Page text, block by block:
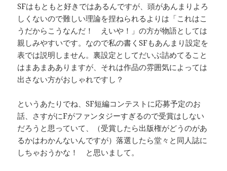
SFはもともと好きではあるんですが、頭があんまりよろ
しくないので難しい理論を捏ねられるよりは「これはこ
うだからこうなんだ！ えいや！」の方が物語としては
親しみやすいです。なので私の書くSFもあんまり設定を
表では説明しません。裏設定としてだいぶ詰めてること
はまあまあありますが、それは作品の雰囲気によっては
出さない方がおしゃれですし？
というあたりでね、SF短編コンテストに応募予定のお
話、さすがにFがファンタジーすぎるので受賞はしない
だろうと思っていて、（受賞したら出版権がどうのがあ
るかはわかんないんですが）落選したら堂々と同人誌に
しちゃおうかな！ と思いまして。